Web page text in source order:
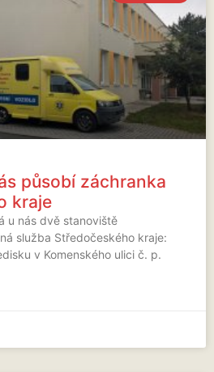
působí záchranka
kraje
u nás dvě stanoviště
služba Středočeského kraje:
v Komenského ulici č. p.